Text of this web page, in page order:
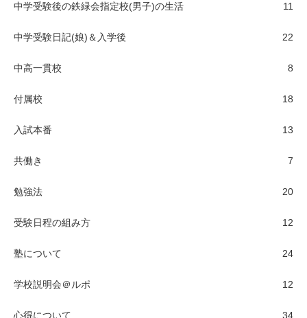
中学受験後の鉄緑会指定校(男子)の生活 11
中学受験日記(娘)＆入学後 22
中高一貫校 8
付属校 18
入試本番 13
共働き 7
勉強法 20
受験日程の組み方 12
塾について 24
学校説明会＠ルポ 12
心得について 34